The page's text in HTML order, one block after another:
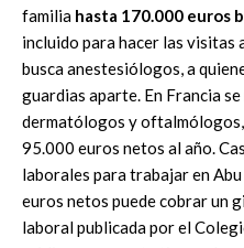
familia hasta 170.000 euros
incluido para hacer las visitas
busca anestesiólogos, a
guardias aparte. En Francia
dermatólogos y
95.000 euros netos al año.
laborales para trabajar en
euros netos puede cobrar un
laboral publicada por el